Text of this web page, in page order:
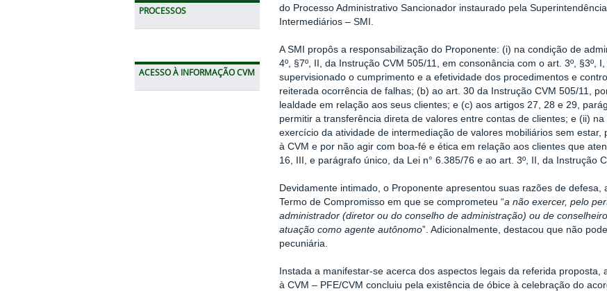
PROCESSOS
ACESSO À INFORMAÇÃO CVM
do Processo Administrativo Sancionador instaurado pela
Intermediários – SMI.
A SMI propôs a responsabilização do Proponente: (i) na condição de
4º, §7º, II, da Instrução CVM 505/11, em consonância com o art. 3º, §3º,
supervisionado o cumprimento e a efetividade dos procedimentos e
reiterada ocorrência de falhas; (b) ao art. 30 da Instrução CVM 505/11,
lealdade em relação aos seus clientes; e (c) aos artigos 27, 28 e 29,
permitir a transferência direta de valores entre contas de clientes; e (ii)
exercício da atividade de intermediação de valores mobiliários sem
à CVM e por não agir com boa-fé e ética em relação aos clientes que
16, III, e parágrafo único, da Lei n° 6.385/76 e ao art. 3º, II, da Instrução
Devidamente intimado, o Proponente apresentou suas razões de
Termo de Compromisso em que se comprometeu “a não exercer, pelo
administrador (diretor ou do conselho de administração) ou de
atuação como agente autônomo”. Adicionalmente, destacou que não
pecuniária.
Instada a manifestar-se acerca dos aspectos legais da referida proposta,
à CVM – PFE/CVM concluiu pela existência de óbice à celebração do